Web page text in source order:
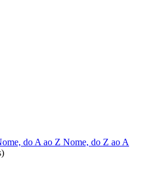
do A ao Z Nome, do Z ao A